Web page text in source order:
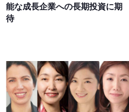
能な成長企業への長期投資に期
待